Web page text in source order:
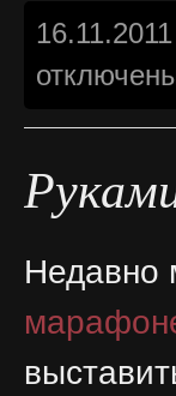
Недавно